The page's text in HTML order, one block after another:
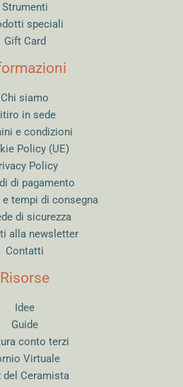
Strumenti
speciali
Gift Card
Chi siamo
in sede
e condizioni
Policy (UE)
Policy
di pagamento
e tempi di consegna
di sicurezza
alla newsletter
Contatti
Risorse
Idee
Guide
conto terzi
Virtuale
del Ceramista